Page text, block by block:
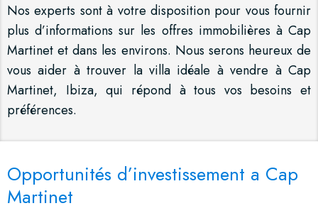
Nos experts sont à votre disposition pour vous fournir
plus d’informations sur les offres immobilières à Cap
Martinet et dans les environs. Nous serons heureux de
vous aider à trouver la villa idéale à vendre à Cap
Martinet, Ibiza, qui répond à tous vos besoins et
préférences.
Opportunités d’investissement a Cap
Martinet